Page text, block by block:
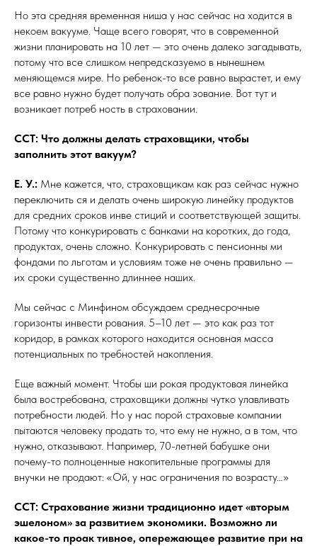
Но эта средняя временная ниша у нас сейчас на ходится в
некоем вакууме. Чаще всего говорят, что в современной
жизни планировать на 10 лет — это очень далеко загадывать,
потому что все слишком непредсказуемо в нынешнем
меняющемся мире. Но ребенок-то все равно вырастет, и ему
все равно нужно будет получать обра зование. Вот тут и
возникает потреб ность в страховании.
ССТ: Что должны делать страховщики, чтобы
заполнить этот вакуум?
Е. У.: Мне кажется, что, страховщикам как раз сейчас нужно
переключить ся и делать очень широкую линейку продуктов
для средних сроков инве стиций и соответствующей защиты.
Потому что конкурировать с банками на коротких, до года,
продуктах, очень сложно. Конкурировать с пенсионны ми
фондами по льготам и условиям тоже не очень правильно —
их сроки существенно длиннее наших.
Мы сейчас с Минфином обсуждаем среднесрочные
горизонты инвести рования. 5–10 лет — это как раз тот
коридор, в рамках которого находится основная масса
потенциальных по требностей накопления.
Еще важный момент. Чтобы ши рокая продуктовая линейка
была востребована, страховщики должны чутко улавливать
потребности людей. Но у нас порой страховые компании
пытаются человеку продать то, что ему не нужно, а в том, что
нужно, отказывают. Например, 70-летней бабушке они
почему-то полноценные накопительные программы для
внучки не продают: «Ой, у нас ограничения по возрасту…»
ССТ: Страхование жизни традиционно идет «вторым
эшелоном» за развитием экономики. Возможно ли
какое-то проак тивное, опережающее развитие при на